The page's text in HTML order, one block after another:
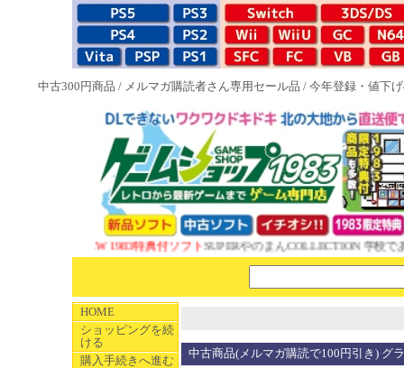
中古300円商品 / メルマガ購読者さん専用セール品 / 今年登録・値下
NEW 1983特典付ソフトSUPERやのまんCOLLECTION 学校であっ
HOME
ショッピングを続
ける
購入手続きへ進む
中古商品(メルマガ購読で100円引き) グ